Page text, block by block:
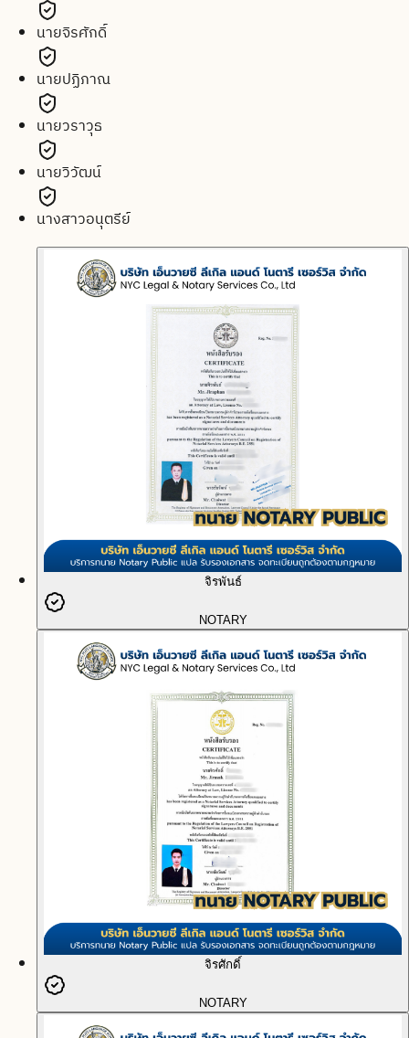
นายจิรศักดิ์
นายปฏิภาณ
นายวราวุธ
นายวิวัฒน์
นางสาวอนุตรีย์
จิรพันธ์
NOTARY
จิรศักดิ์
NOTARY